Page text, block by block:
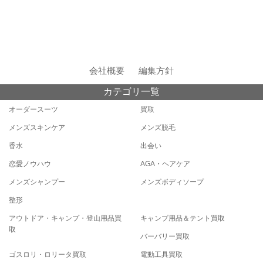
会社概要 編集方針
カテゴリ一覧
オーダースーツ 買取
メンズスキンケア メンズ脱毛
香水 出会い
恋愛ノウハウ AGA・ヘアケア
メンズシャンプー メンズボディソープ
整形
アウトドア・キャンプ・登山用品買
取
キャンプ用品＆テント買取
バーバリー買取
ゴスロリ・ロリータ買取 電動工具買取